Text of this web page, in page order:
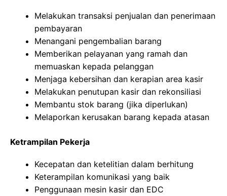
Melakukan transaksi penjualan dan penerimaan
pembayaran
Menangani pengembalian barang
Memberikan pelayanan yang ramah dan
memuaskan kepada pelanggan
Menjaga kebersihan dan kerapian area kasir
Melakukan penutupan kasir dan rekonsiliasi
Membantu stok barang (jika diperlukan)
Melaporkan kerusakan barang kepada atasan
Ketrampilan Pekerja
Kecepatan dan ketelitian dalam berhitung
Keterampilan komunikasi yang baik
Penggunaan mesin kasir dan EDC